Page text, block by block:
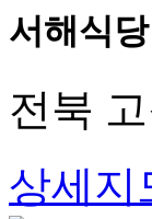
서해식당
전북
상세지